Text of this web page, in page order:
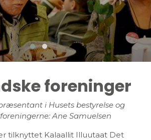
foreninger
i Husets bestyrelse og
Ane Samuelsen
tilknyttet Kalaallit Illuutaat Det